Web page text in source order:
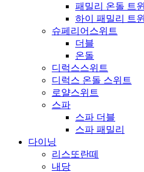
패밀리 온돌 트윈
하이 패밀리 트윈
슈페리어스위트
더블
온돌
디럭스스위트
디럭스 온돌 스위트
로얄스위트
스파
스파 더블
스파 패밀리
다이닝
리스또란떼
내당